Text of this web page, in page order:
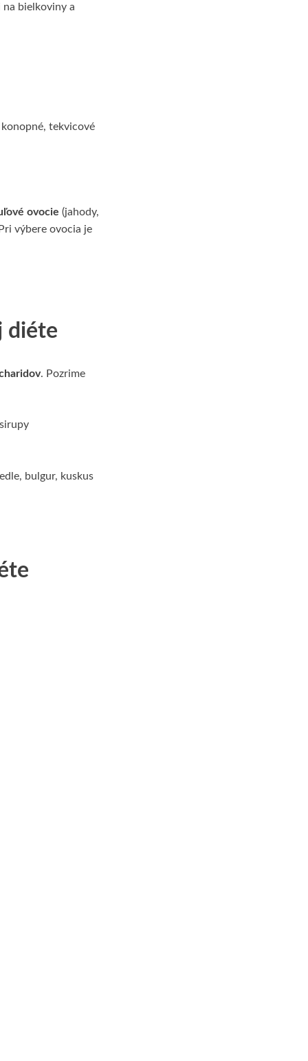
bielkoviny a
tekvicové
ovocie (jahody,
výbere ovocia je
diéte
. Pozrime
bulgur, kuskus